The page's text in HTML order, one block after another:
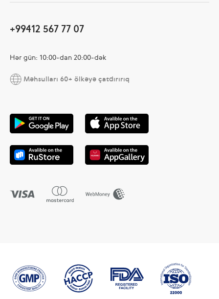
+99412 567 77 07
Hər gün: 10:00-dan 20:00-dək
Məhsulları 60+ ölkəyə çatdırırıq